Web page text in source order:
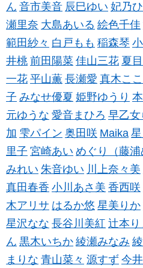
ん 音市美音 辰巳ゆい 妃乃
瀬里奈 大島あいる 絵色千佳
範田紗々 白戸もも 稲森琴
井桃 前田陽菜 佳山三花 夏
一花 平山薫 長瀬愛 真木こ
子 みなせ優夏 姫野ゆうり
元ゆうな 愛音まひろ 早乙女
加 雫パイン 奥田咲 Maika
里子 宮崎あい めぐり（藤浦
みれい 朱音ゆい 川上奈々美
真田春香 小川あさ美 香西咲
木アリサ はるか悠 星美りか
星沢なな 長谷川美紅 辻本り
ん 黒木いちか 綾瀬みなみ
まりな 青山菜々 源すず 今